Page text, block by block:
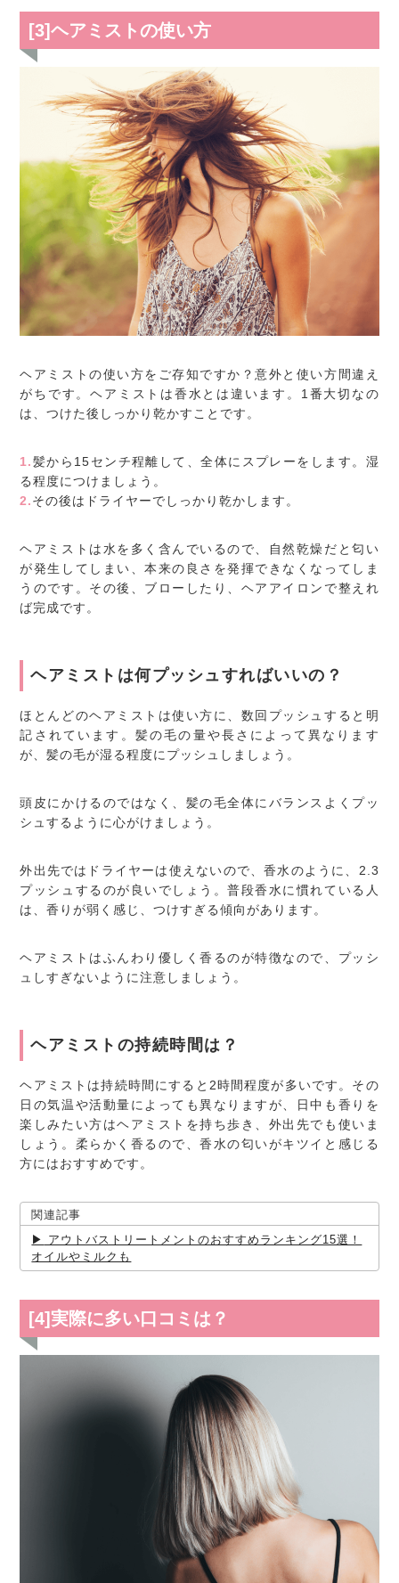
[3]ヘアミストの使い方
ヘアミストの使い方をご存知ですか？意外と使い方間違え
がちです。ヘアミストは香水とは違います。1番大切なの
は、つけた後しっかり乾かすことです。
1.髪から15センチ程離して、全体にスプレーをします。湿
る程度につけましょう。
2.その後はドライヤーでしっかり乾かします。
ヘアミストは水を多く含んでいるので、自然乾燥だと匂い
が発生してしまい、本来の良さを発揮できなくなってしま
うのです。その後、ブローしたり、ヘアアイロンで整えれ
ば完成です。
ヘアミストは何プッシュすればいいの？
ほとんどのヘアミストは使い方に、数回プッシュすると明
記されています。髪の毛の量や長さによって異なります
が、髪の毛が湿る程度にプッシュしましょう。
頭皮にかけるのではなく、髪の毛全体にバランスよくプッ
シュするように心がけましょう。
外出先ではドライヤーは使えないので、香水のように、2.3
プッシュするのが良いでしょう。普段香水に慣れている人
は、香りが弱く感じ、つけすぎる傾向があります。
ヘアミストはふんわり優しく香るのが特徴なので、プッシ
ュしすぎないように注意しましょう。
ヘアミストの持続時間は？
ヘアミストは持続時間にすると2時間程度が多いです。その
日の気温や活動量によっても異なりますが、日中も香りを
楽しみたい方はヘアミストを持ち歩き、外出先でも使いま
しょう。柔らかく香るので、香水の匂いがキツイと感じる
方にはおすすめです。
関連記事
アウトバストリートメントのおすすめランキング15選！
オイルやミルクも
[4]実際に多い口コミは？